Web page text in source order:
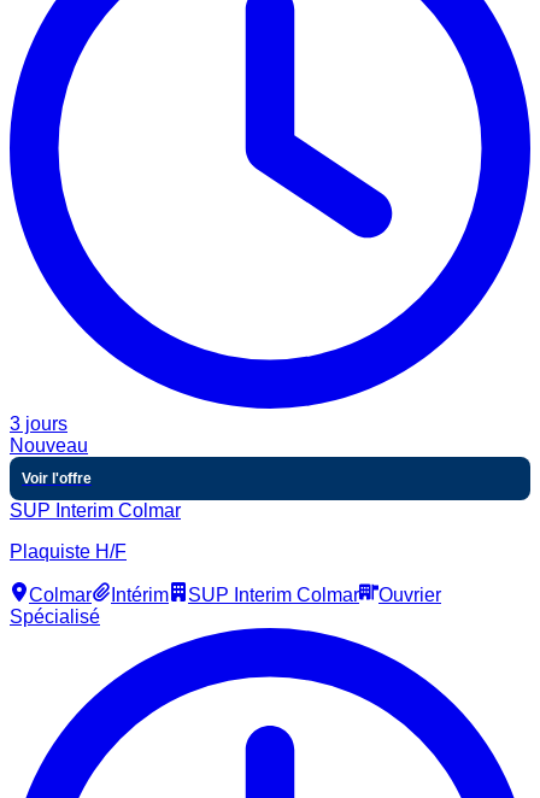
3 jours
Nouveau
Voir l'offre
SUP Interim Colmar
Plaquiste H/F
Colmar Intérim SUP Interim Colmar
Ouvrier
Spécialisé